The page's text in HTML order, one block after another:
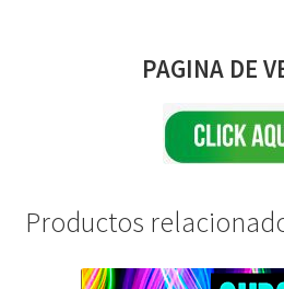
PAGINA DE
Productos